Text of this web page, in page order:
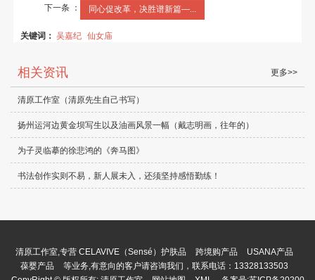
下一条 ： 同心促改革，决胜谱新篇—...
关键词：吴嘉纪 仙女庙
相关资讯 更多>>
清原工作室（清原先生自己书写）
扬州运河边黄金坝写生以及油画风景一幅（戴志明画，往年的）
为子灵临摹的徐悲鸿的《奔马图》
书法创作实则不易，新人展未入，还须坚持感悟勤练！
清原工作室,专营 CELAVIVE（Sensé）护肤品 跨境购产品
USANA产品
葆婴产品
等业务,有意向的客户请咨询我们，联系电话： 13328133503